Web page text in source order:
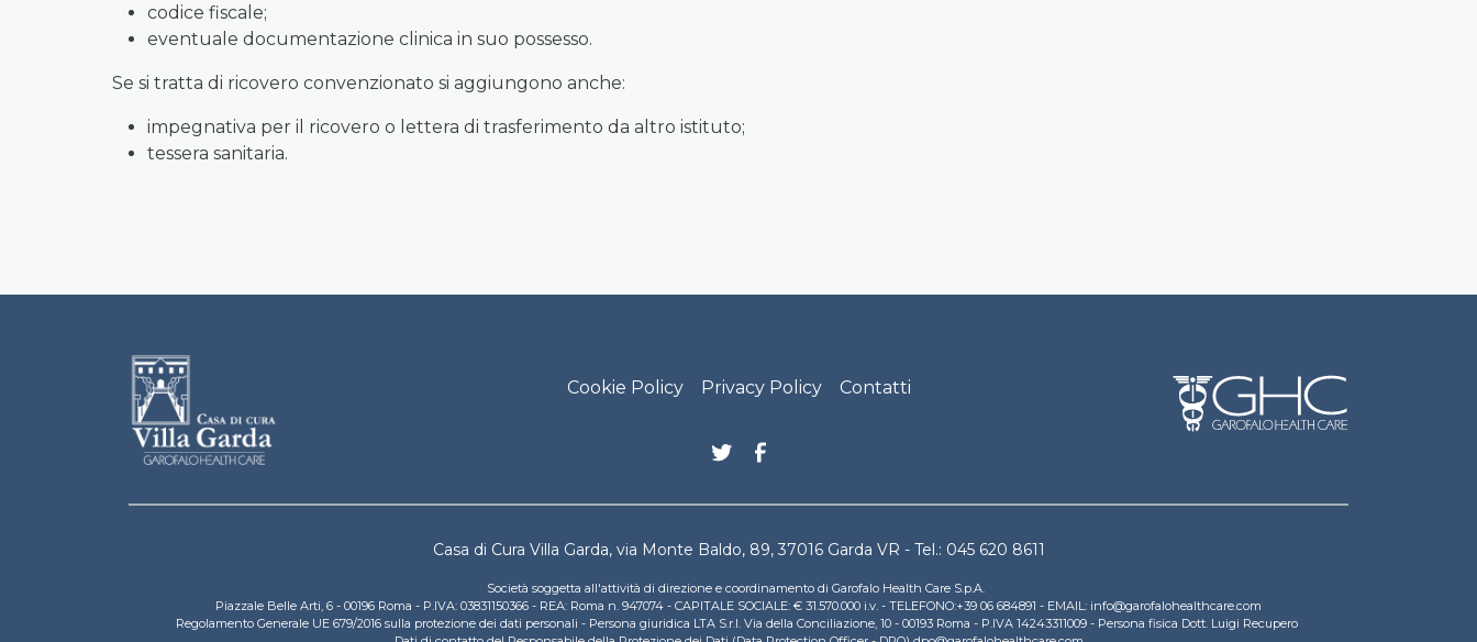
codice fiscale;
eventuale documentazione clinica in suo possesso.
Se si tratta di ricovero convenzionato si aggiungono anche:
impegnativa per il ricovero o lettera di trasferimento da altro istituto;
tessera sanitaria.
Villa Garda Footer menuCookie Policy Privacy Policy Contatti
Casa di Cura Villa Garda, via Monte Baldo, 89, 37016 Garda VR - Tel.: 045 620 8611
Società soggetta all'attività di direzione e coordinamento di Garofalo Health Care S.p.A.
Piazzale Belle Arti, 6 - 00196 Roma - P.IVA: 03831150366 - REA: Roma n. 947074 - CAPITALE SOCIALE: € 31.570.000 i.v. - TELEFONO:+39 06 684891 - EMAIL: info@garofalohealthcare.com
Regolamento Generale UE 679/2016 sulla protezione dei dati personali - Persona giuridica LTA S.r.l. Via della Conciliazione, 10 - 00193 Roma - P.IVA 14243311009 - Persona fisica Dott. Luigi Recupero